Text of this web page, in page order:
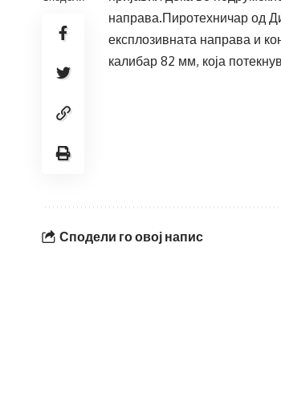
направа.Пиротехничар од
експлозивната направа и
калибар 82 мм, која
Сподели го овој напис